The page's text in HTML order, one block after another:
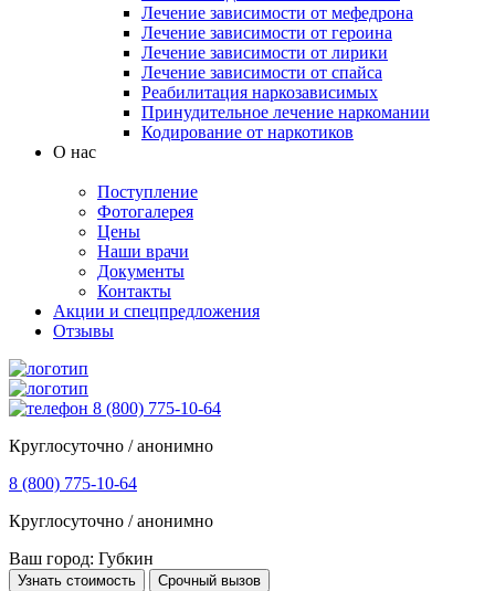
Лечение зависимости от мефедрона
Лечение зависимости от героина
Лечение зависимости от лирики
Лечение зависимости от спайса
Реабилитация наркозависимых
Принудительное лечение наркомании
Кодирование от наркотиков
О нас
Поступление
Фотогалерея
Цены
Наши врачи
Документы
Контакты
Акции и спецпредложения
Отзывы
8 (800) 775-10-64
Круглосуточно / анонимно
8 (800) 775-10-64
Круглосуточно / анонимно
Ваш город: Губкин
Узнать стоимость Срочный вызов